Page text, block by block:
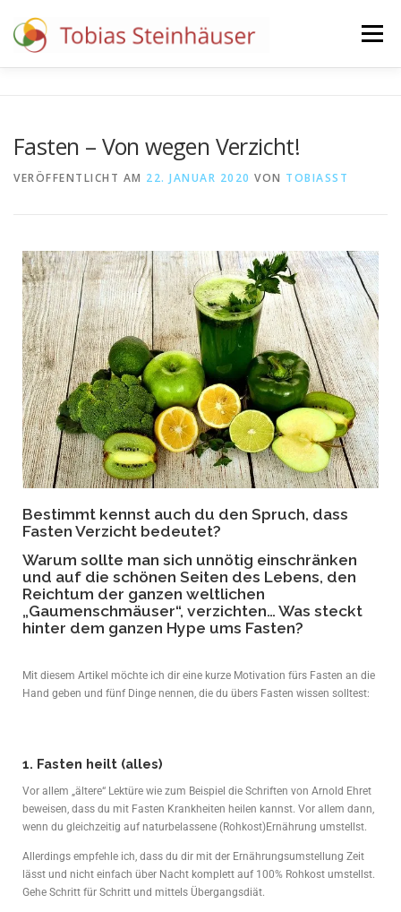
Menü
Fasten – Von wegen Verzicht!
VERÖFFENTLICHT AM 22. JANUAR 2020 VON TOBIASST
Bestimmt kennst auch du den Spruch, dass
Fasten Verzicht bedeutet?
Warum sollte man sich unnötig einschränken
und auf die schönen Seiten des Lebens, den
Reichtum der ganzen weltlichen
„Gaumenschmäuser“, verzichten… Was steckt
hinter dem ganzen Hype ums Fasten?
Mit diesem Artikel möchte ich dir eine kurze Motivation fürs Fasten an die
Hand geben und fünf Dinge nennen, die du übers Fasten wissen solltest:
1. Fasten heilt (alles)
Vor allem „ältere“ Lektüre wie zum Beispiel die Schriften von Arnold Ehret
beweisen, dass du mit Fasten Krankheiten heilen kannst. Vor allem dann,
wenn du gleichzeitig auf naturbelassene (Rohkost)Ernährung umstellst.
Allerdings empfehle ich, dass du dir mit der Ernährungsumstellung Zeit
lässt und nicht einfach über Nacht komplett auf 100% Rohkost umstellst.
Gehe Schritt für Schritt und mittels Übergangsdiät.